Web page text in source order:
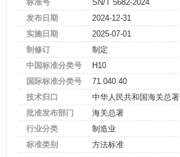
标准号
SN/T 5682-2024
发布日期
2024-12-31
实施日期
2025-07-01
制修订
制定
中国标准分类号
H10
国际标准分类号
71.040.40
技术归口
中华人民共和国海关总署
批准发布部门
海关总署
行业分类
制造业
标准类别
方法标准